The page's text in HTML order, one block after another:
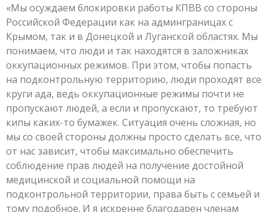
«Мы осуждаем блокировки работы КПВВ со стороны
Российской Федерации как на админграницах с
Крымом, так и в Донецкой и Луганской областях. Мы
понимаем, что люди и так находятся в заложниках
оккупационных режимов. При этом, чтобы попасть
на подконтрольную территорию, люди проходят все
круги ада, ведь оккупационные режимы почти не
пропускают людей, а если и пропускают, то требуют
кипы каких-то бумажек. Ситуация очень сложная, но
мы со своей стороны должны просто сделать все, что
от нас зависит, чтобы максимально обеспечить
соблюдение прав людей на получение достойной
медицинской и социальной помощи на
подконтрольной территории, права быть с семьей и
тому подобное. И я искренне благодарен членам